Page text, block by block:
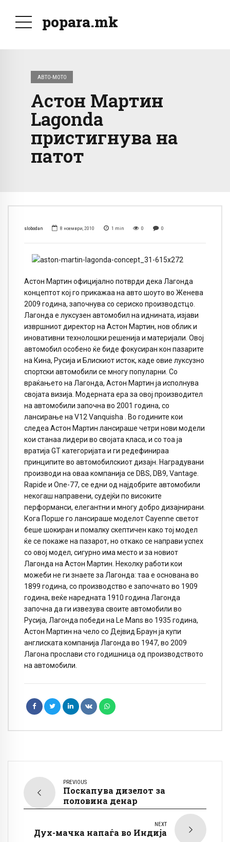
popara.mk
АВТО-МОТО
Астон Мартин
Lagonda
пристигнува на
патот
slobodan 8 ноември, 2010 1 min 0 0
Астон Мартин официјално потврди дека Лагонда
концептот кој го прикажаа на авто шоуто во Женева
2009 година, започнува со сериско производстцо.
Лагонда е луксузен автомобил на иднината, изјави
извршниот директор на Астон Мартин, нов облик и
иновативни технолошки решенија и материјали. Овој
автомобил особено ќе биде фокусиран кон пазарите
на Кина, Русија и Блискиот исток, каде овие луксузно
спортски автомобили се многу популарни. Со
враќањето на Лагонда, Астон Мартин ја исполнува
својата визија. Модерната ера за овој производител
на автомобили започна во 2001 година, со
лансирање на V12 Vanquisha . Во годините кои
следеа Астон Мартин лансираше четри нови модели
кои станаа лидери во својата класа, и со тоа ја
вратија GT категоријата и ги редефинираа
принципите во автомобилскиот дизајн. Наградувани
производи на оваа компанија се DBS, DB9, Vantage.
Rapide и One-77, се едни од најдобрите автомобили
некогаш направени, судејќи по високите
перформанси, елегантни и многу добро дизајнирани.
Кога Порше го лансираше моделот Cayenne светот
беше шокиран и помалку скептичен како тој модел
ќе се покаже на пазарот, но откако се направи успех
со овој модел, сигурно има место и за новиот
Лагонда на Астон Мартин. Неколку работи кои
можеби не ги знаете за Лагонда: таа е основана во
1899 година, со производство е започнато во 1909
година, веќе наредната 1910 година Лагонда
започна да ги извезува своите автомобили во
Русија, Лагонда победи на Le Mans во 1935 година,
Астон Мартин на чело со Дејвид Браун ја купи
англиската компанија Лагонда во 1947, во 2009
Лагона прослави сто годишница од производството
на автомобили.
PREVIOUS
Поскапува дизелот за
половина денар
NEXT
Дух-мачка напаѓа во Индија